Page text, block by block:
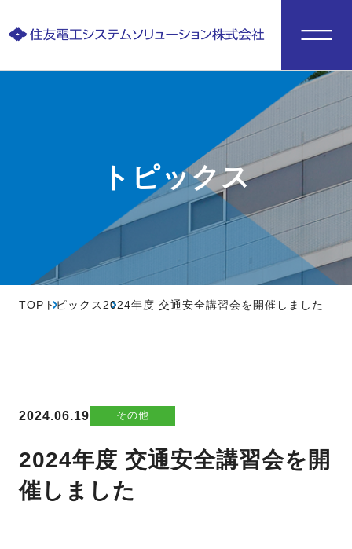
トピックス
TOP トピックス2024年度 交通安全講習会を開催しました
2024.06.19 その他
2024年度 交通安全講習会を開
催しました